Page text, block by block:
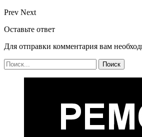
Prev Next
Оставьте ответ
Для отправки комментария вам